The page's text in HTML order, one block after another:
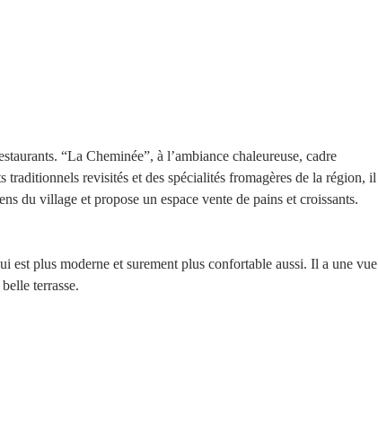
“La Cheminée”, à l’ambiance chaleureuse, cadre
traditionnels revisités et des spécialités fromagères de la région, il
du village et propose un espace vente de pains et croissants.
est plus moderne et surement plus confortable aussi. Il a une vue
terrasse.